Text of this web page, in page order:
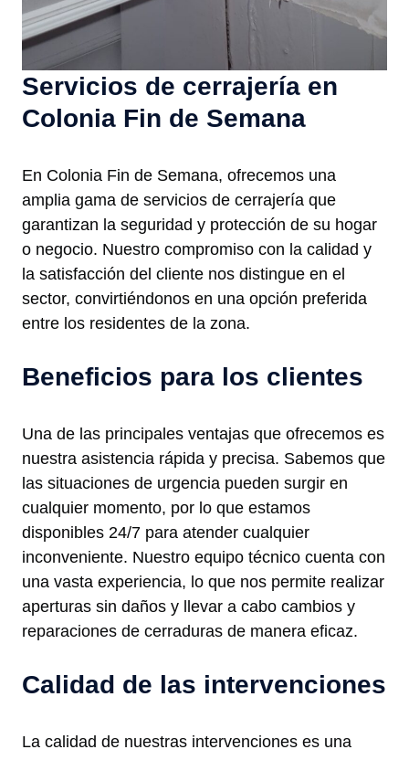
Servicios de cerrajería en
Colonia Fin de Semana
En Colonia Fin de Semana, ofrecemos una
amplia gama de servicios de cerrajería que
garantizan la seguridad y protección de su hogar
o negocio. Nuestro compromiso con la calidad y
la satisfacción del cliente nos distingue en el
sector, convirtiéndonos en una opción preferida
entre los residentes de la zona.
Beneficios para los clientes
Una de las principales ventajas que ofrecemos es
nuestra asistencia rápida y precisa. Sabemos que
las situaciones de urgencia pueden surgir en
cualquier momento, por lo que estamos
disponibles 24/7 para atender cualquier
inconveniente. Nuestro equipo técnico cuenta con
una vasta experiencia, lo que nos permite realizar
aperturas sin daños y llevar a cabo cambios y
reparaciones de cerraduras de manera eficaz.
Calidad de las intervenciones
La calidad de nuestras intervenciones es una